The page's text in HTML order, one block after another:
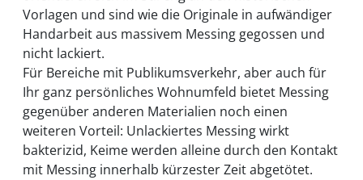
Vorlagen und sind wie die Originale in aufwändiger
Handarbeit aus massivem Messing gegossen und
nicht lackiert.
Für Bereiche mit Publikumsverkehr, aber auch für
Ihr ganz persönliches Wohnumfeld bietet Messing
gegenüber anderen Materialien noch einen
weiteren Vorteil: Unlackiertes Messing wirkt
bakterizid, Keime werden alleine durch den Kontakt
mit Messing innerhalb kürzester Zeit abgetötet.